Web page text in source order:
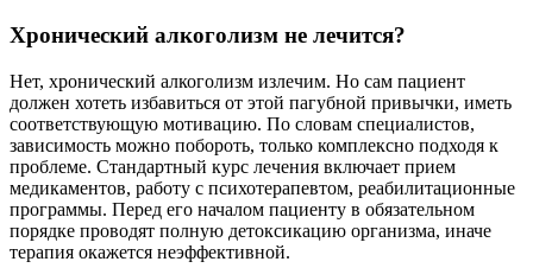
Хронический алкоголизм не лечится?
Нет, хронический алкоголизм излечим. Но сам пациент
должен хотеть избавиться от этой пагубной привычки, иметь
соответствующую мотивацию. По словам специалистов,
зависимость можно побороть, только комплексно подходя к
проблеме. Стандартный курс лечения включает прием
медикаментов, работу с психотерапевтом, реабилитационные
программы. Перед его началом пациенту в обязательном
порядке проводят полную детоксикацию организма, иначе
терапия окажется неэффективной.